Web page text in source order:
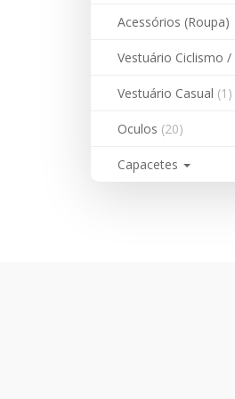
Acessórios (Roupa)
Vestuário Ciclismo /
Vestuário Casual (1)
Oculos (20)
Capacetes